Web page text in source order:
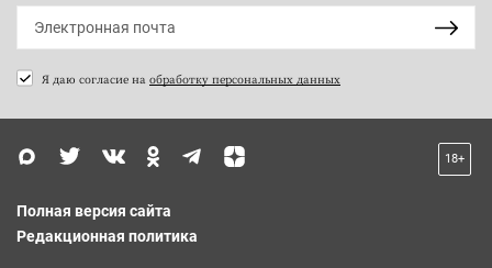
Я даю согласие на обработку персональных данных
18+
Полная версия сайта
Редакционная политика